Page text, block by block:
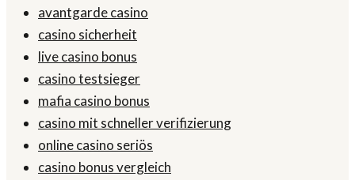
avantgarde casino
casino sicherheit
live casino bonus
casino testsieger
mafia casino bonus
casino mit schneller verifizierung
online casino seriös
casino bonus vergleich